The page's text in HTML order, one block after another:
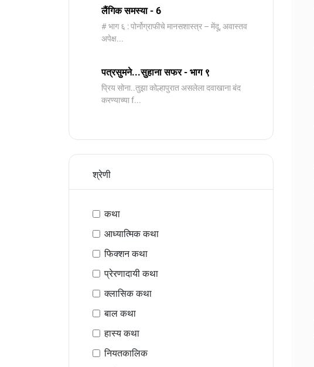
लैंगिक समस्या - 6
# भाग ६ : पोर्नोग्राफीचे मानसशास्त्र – मेंदू, अवास्तव
अपेक्ष...
पत्रसुमने...सुहाना सफर - भाग ९
प्रिय सोना..तुझा कोल्हापुरात असलेला दवाखाना बंद
करण्याच्या f...
श्रेणी
कथा
आध्यात्मिक कथा
फिक्शन कथा
प्रेरणादायी कथा
क्लासिक कथा
बाल कथा
हास्य कथा
नियतकालिक